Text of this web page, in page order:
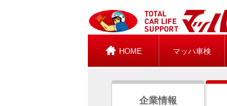
HOME マッハ車検
企業情報